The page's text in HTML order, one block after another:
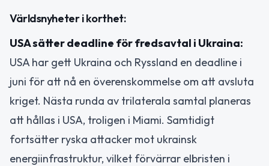
Världsnyheter i korthet:
USA sätter deadline för fredsavtal i Ukraina:
USA har gett Ukraina och Ryssland en deadline i
juni för att nå en överenskommelse om att avsluta
kriget. Nästa runda av trilaterala samtal planeras
att hållas i USA, troligen i Miami. Samtidigt
fortsätter ryska attacker mot ukrainsk
energiinfrastruktur, vilket förvärrar elbristen i